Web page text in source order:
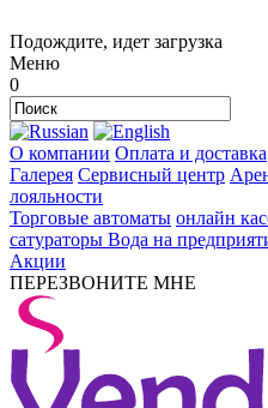
Подождите, идет загрузка
Меню
0
О компании Оплата и доставка
Галерея Сервисный центр
лояльности
Торговые автоматы онлайн
сатураторы Вода на
Акции
ПЕРЕЗВОНИТЕ МНЕ